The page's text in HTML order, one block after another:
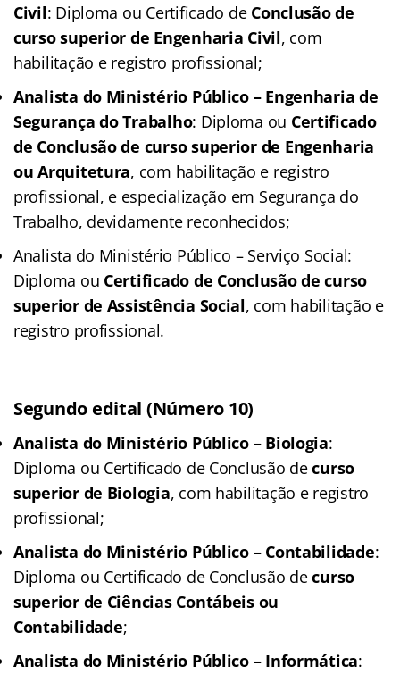
Civil: Diploma ou Certificado de Conclusão de
curso superior de Engenharia Civil, com
habilitação e registro profissional;
Analista do Ministério Público – Engenharia de
Segurança do Trabalho: Diploma ou Certificado
de Conclusão de curso superior de Engenharia
ou Arquitetura, com habilitação e registro
profissional, e especialização em Segurança do
Trabalho, devidamente reconhecidos;
Analista do Ministério Público – Serviço Social:
Diploma ou Certificado de Conclusão de curso
superior de Assistência Social, com habilitação e
registro profissional.
Segundo edital (Número 10)
Analista do Ministério Público – Biologia:
Diploma ou Certificado de Conclusão decurso
superior de Biologia, com habilitação e registro
profissional;
Analista do Ministério Público – Contabilidade:
Diploma ou Certificado de Conclusão decurso
superior de Ciências Contábeis ou
Contabilidade;
Analista do Ministério Público – Informática: